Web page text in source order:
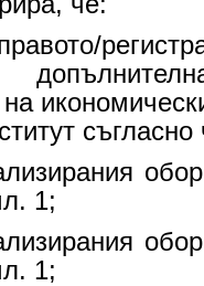
1;
1;